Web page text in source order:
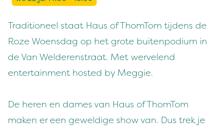
Traditioneel staat Haus of ThomTom tijdens de
Roze Woensdag op het grote buitenpodium in
de Van Welderenstraat. Met wervelend
entertainment hosted by Meggie.
De heren en dames van Haus of ThomTom
maken er een geweldige show van. Dus trek je